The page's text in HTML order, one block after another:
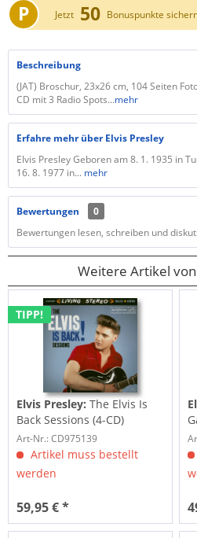
P Jetzt 50 Bonuspunkte
Beschreibung
(JAT) Broschur, 23x26 cm, 104 Seiten
CD mit 3 Radio Spots...mehr
Erfahre mehr über Elvis Presley
Elvis Presley Geboren am 8. 1. 1935 in
16. 8. 1977 in... mehr
Bewertungen
0
Bewertungen lesen, schreiben und
Weitere Artikel
TIPP!
Elvis Presley: The Elvis Is
Back Sessions (4-CD)
Art-Nr.: CD975139
Artikel muss bestellt
werden
59,95 € *